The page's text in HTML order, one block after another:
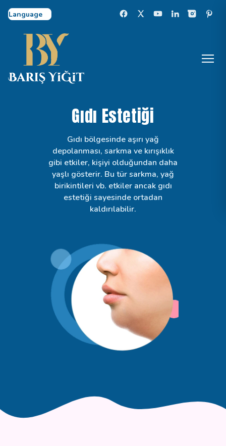
Select Language
Gıdı Estetiği
Gıdı bölgesinde aşırı yağ
depolanması, sarkma ve kırışıklık
gibi etkiler, kişiyi olduğundan daha
yaşlı gösterir. Bu tür sarkma, yağ
birikintileri vb. etkiler ancak gıdı
estetiği sayesinde ortadan
kaldırılabilir.